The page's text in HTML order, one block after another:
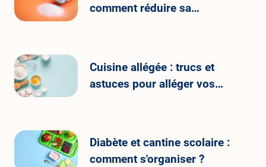
comment réduire sa
Cuisine allégée : trucs et
astuces pour alléger vos
Diabète et cantine scolaire :
comment s'organiser ?